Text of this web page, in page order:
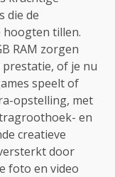
die de
tillen.
RAM zorgen
of je nu
speelt of
opstelling, met
en
creatieve
door
foto en video